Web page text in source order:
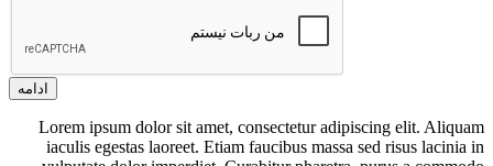
ادامه
Lorem ipsum dolor sit amet, consectetur adipiscing elit. Aliquam
iaculis egestas laoreet. Etiam faucibus massa sed risus lacinia in